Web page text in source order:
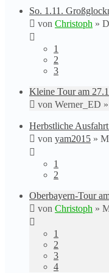
So. 1.11.
von Christoph »
1
2
3
Kleine Tour am
von Werner_ED »
Herbstliche
von yam2015 »
1
2
Oberbayern-Tour
von Christoph »
1
2
3
4